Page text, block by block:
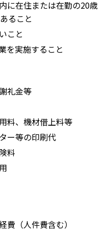
に在住または在勤の20歳
ること
こと
を実施すること
礼金等
料、機材借上料等
ー等の印刷代
料
費（人件費含む）